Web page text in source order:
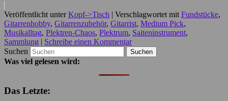
Veröffentlicht unter Kopf->Tisch | Verschlagwortet mit Fundstücke,
Gitarrenhobby, Gitarrenzubehör, Gitarrist, Medium Pick,
Musikalltag, Plektren-Chaos, Plektrum, Saiteninstrument,
Sammlung | Schreibe einen Kommentar
Suchen
Was viel gelesen wird:
Das Letzte: